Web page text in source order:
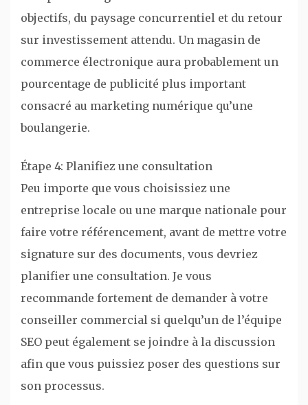
objectifs, du paysage concurrentiel et du retour
sur investissement attendu. Un magasin de
commerce électronique aura probablement un
pourcentage de publicité plus important
consacré au marketing numérique qu’une
boulangerie.
Étape 4: Planifiez une consultation
Peu importe que vous choisissiez une
entreprise locale ou une marque nationale pour
faire votre référencement, avant de mettre votre
signature sur des documents, vous devriez
planifier une consultation. Je vous
recommande fortement de demander à votre
conseiller commercial si quelqu’un de l’équipe
SEO peut également se joindre à la discussion
afin que vous puissiez poser des questions sur
son processus.